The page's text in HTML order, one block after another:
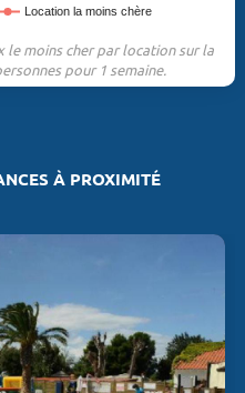
Location la moins chère
moins cher par location sur la
pour 1 semaine.
À PROXIMITÉ